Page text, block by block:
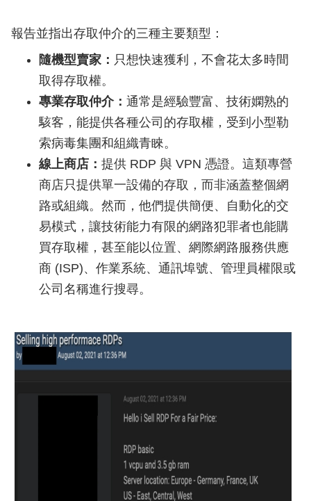
報告並指出存取仲介的三種主要類型：
隨機型賣家： 只想快速獲利，不會花太多時間
取得存取權。
專業存取仲介： 通常是經驗豐富、技術嫻熟的
駭客，能提供各種公司的存取權，受到小型勒
索病毒集團和組織青睞。
線上商店： 提供 RDP 與 VPN 憑證。這類專營
商店只提供單一設備的存取，而非涵蓋整個網
路或組織。然而，他們提供簡便、自動化的交
易模式，讓技術能力有限的網路犯罪者也能購
買存取權，甚至能以位置、網際網路服務供應
商 (ISP)、作業系統、通訊埠號、管理員權限或
公司名稱進行搜尋。